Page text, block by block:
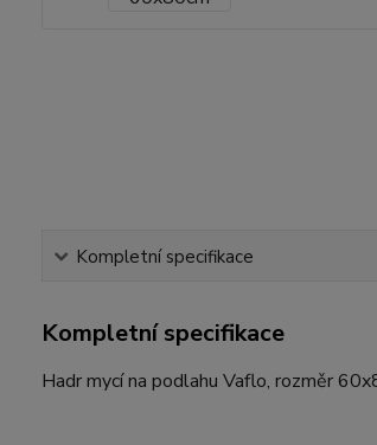
Kompletní specifikace
Kompletní specifikace
Hadr mycí na podlahu Vaflo, rozměr